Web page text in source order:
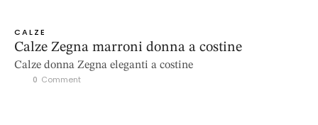
CALZE
Calze Zegna marroni donna a costine
Calze donna Zegna eleganti a costine
0 Comment